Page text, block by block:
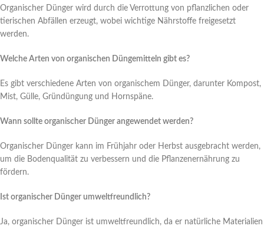
Organischer Dünger wird durch die Verrottung von pflanzlichen oder
tierischen Abfällen erzeugt, wobei wichtige Nährstoffe freigesetzt
werden.
Welche Arten von organischen Düngemitteln gibt es?
Es gibt verschiedene Arten von organischem Dünger, darunter Kompost,
Mist, Gülle, Gründüngung und Hornspäne.
Wann sollte organischer Dünger angewendet werden?
Organischer Dünger kann im Frühjahr oder Herbst ausgebracht werden,
um die Bodenqualität zu verbessern und die Pflanzenernährung zu
fördern.
Ist organischer Dünger umweltfreundlich?
Ja, organischer Dünger ist umweltfreundlich, da er natürliche Materialien